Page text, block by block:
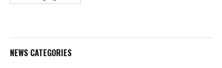
NEWS CATEGORIES